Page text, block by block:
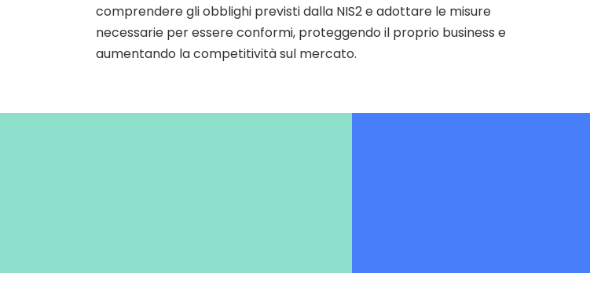
comprendere gli obblighi previsti dalla NIS2 e adottare le misure
necessarie per essere conformi, proteggendo il proprio business e
aumentando la competitività sul mercato.